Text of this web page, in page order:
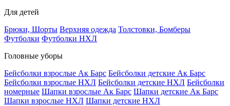
Для детей
Брюки, Шорты Верхняя одежда Толстовки, Бомберы
Футболки Футболки НХЛ
Головные уборы
Бейсболки взрослые Ак Барс Бейсболки детские Ак Барс
Бейсболки взрослые НХЛ Бейсболки детские НХЛ Бейсболки
номерные Шапки взрослые Ак Барс Шапки детские Ак Барс
Шапки взрослые НХЛ Шапки детские НХЛ